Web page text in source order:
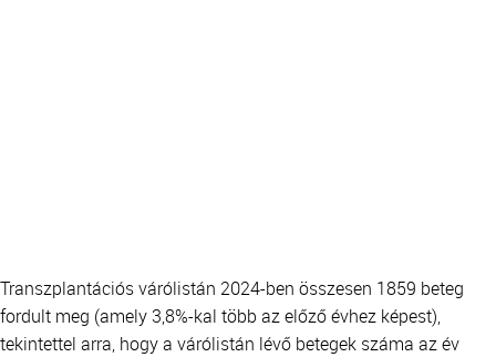
Transzplantációs várólistán 2024-ben összesen 1859 beteg
fordult meg (amely 3,8%-kal több az előző évhez képest),
tekintettel arra, hogy a várólistán lévő betegek száma az év